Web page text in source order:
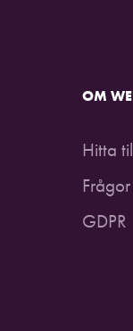
OM
Hitta
GDPR